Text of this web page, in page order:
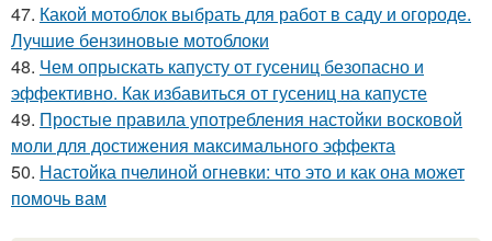
47. Какой мотоблок выбрать для работ в саду и огороде.
Лучшие бензиновые мотоблоки
48. Чем опрыскать капусту от гусениц безопасно и
эффективно. Как избавиться от гусениц на капусте
49. Простые правила употребления настойки восковой
моли для достижения максимального эффекта
50. Настойка пчелиной огневки: что это и как она может
помочь вам